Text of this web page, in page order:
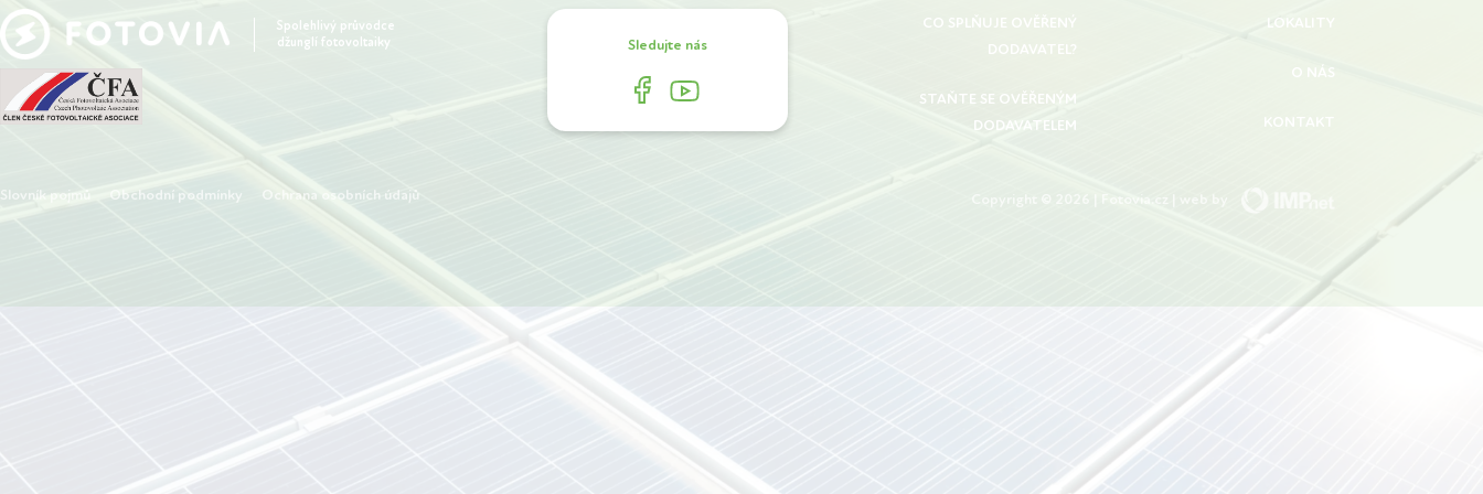
Spolehlivý průvodce
džunglí fotovoltaiky
Sledujte nás
CO SPLŇUJE OVĚŘENÝ
DODAVATEL?
STAŇTE SE OVĚŘENÝM
DODAVATELEM
LOKALITY
O NÁS
KONTAKT
Slovník pojmů Obchodní podmínky Ochrana osobních údajů